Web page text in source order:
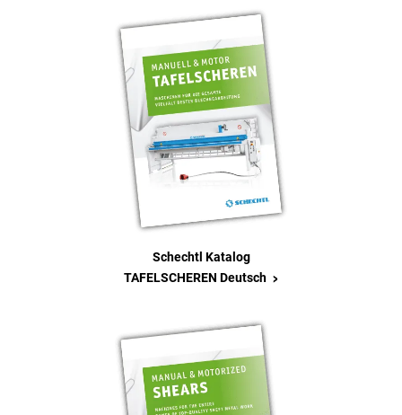
Schechtl Katalog
TAFELSCHEREN Deutsch >